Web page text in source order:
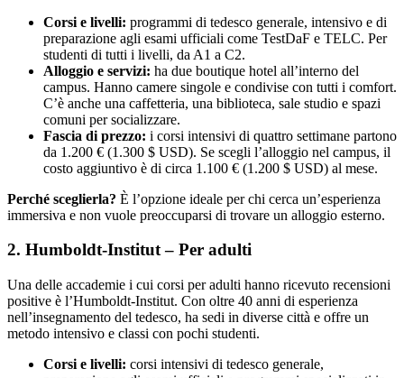
Corsi e livelli: programmi di tedesco generale, intensivo e di
preparazione agli esami ufficiali come TestDaF e TELC. Per
studenti di tutti i livelli, da A1 a C2.
Alloggio e servizi: ha due boutique hotel all’interno del
campus. Hanno camere singole e condivise con tutti i comfort.
C’è anche una caffetteria, una biblioteca, sale studio e spazi
comuni per socializzare.
Fascia di prezzo: i corsi intensivi di quattro settimane partono
da 1.200 € (1.300 $ USD). Se scegli l’alloggio nel campus, il
costo aggiuntivo è di circa 1.100 € (1.200 $ USD) al mese.
Perché sceglierla? È l’opzione ideale per chi cerca un’esperienza
immersiva e non vuole preoccuparsi di trovare un alloggio esterno.
2. Humboldt-Institut – Per adulti
Una delle accademie i cui corsi per adulti hanno ricevuto recensioni
positive è l’Humboldt-Institut. Con oltre 40 anni di esperienza
nell’insegnamento del tedesco, ha sedi in diverse città e offre un
metodo intensivo e classi con pochi studenti.
Corsi e livelli: corsi intensivi di tedesco generale,